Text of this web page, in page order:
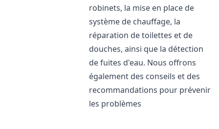
robinets, la mise en place de
système de chauffage, la
réparation de toilettes et de
douches, ainsi que la détection
de fuites d'eau. Nous offrons
également des conseils et des
recommandations pour prévenir
les problèmes